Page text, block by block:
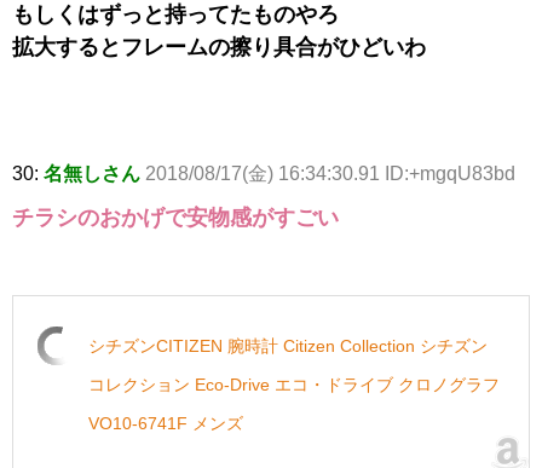
もしくはずっと持ってたものやろ
拡大するとフレームの擦り具合がひどいわ
30: 名無しさん 2018/08/17(金) 16:34:30.91 ID:+mgqU83bd
チラシのおかげで安物感がすごい
シチズンCITIZEN 腕時計 Citizen Collection シチズン
コレクション Eco-Drive エコ・ドライブ クロノグラフ
VO10-6741F メンズ